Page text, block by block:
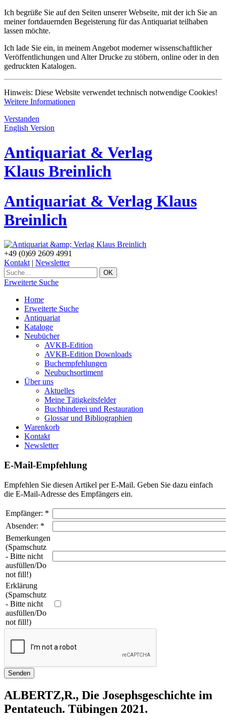
Ich begrüße Sie auf den Seiten unserer Webseite, mit der ich Sie an
meiner fortdauernden Begeisterung für das Antiquariat teilhaben
lassen möchte.
Ich lade Sie ein, in meinem Angebot moderner wissenschaftlicher
Veröffentlichungen und Alter Drucke zu stöbern, online oder in den
gedruckten Katalogen.
Hinweis: Diese Website verwendet technisch notwendige Cookies!
Weitere Informationen
Verstanden
English Version
Antiquariat & Verlag
Klaus Breinlich
Antiquariat & Verlag Klaus
Breinlich
+49 (0)69 2609 4991
Kontakt | Newsletter
Erweiterte Suche
Home
Erweiterte Suche
Antiquariat
Kataloge
Neubücher
AVKB-Edition
AVKB-Edition Downloads
Buchempfehlungen
Neubuchsortiment
Über uns
Aktuelles
Meine Tätigkeitsfelder
Buchbinderei und Restauration
Glossar und Bibliographien
Warenkorb
Kontakt
Newsletter
E-Mail-Empfehlung
Empfehlen Sie diesen Artikel per E-Mail. Geben Sie dazu einfach
die E-Mail-Adresse des Empfängers ein.
Empfänger: *
Absender: *
Bemerkungen
(Spamschutz
- Bitte nicht
ausfüllen/Do
not fill!)
Erklärung
(Spamschutz
- Bitte nicht
ausfüllen/Do
not fill!)
ALBERTZ,R., Die Josephsgeschichte im
Pentateuch. Tübingen 2021.